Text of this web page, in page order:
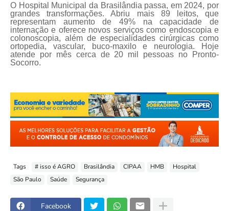
O Hospital Municipal da Brasilândia passa, em 2024, por
grandes transformações. Abriu mais 89 leitos, que
representam aumento de 49% na capacidade de
internação e oferece novos serviços como endoscopia e
colonoscopia, além de especialidades cirúrgicas como
ortopedia, vascular, buco-maxilo e neurologia. Hoje
atende por mês cerca de 20 mil pessoas no Pronto-
Socorro.
Tags # isso é AGRO Brasilândia CIPAA HMB
Hospital
São Paulo
Saúde Segurança
Facebook